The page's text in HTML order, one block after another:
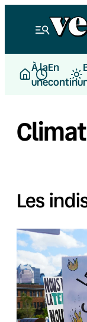
À la
une
En
continu
Climat
Les